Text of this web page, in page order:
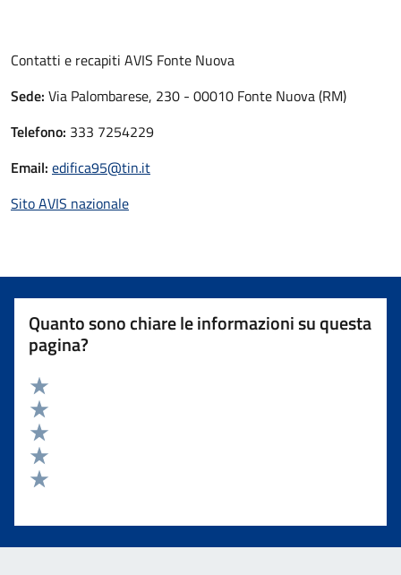
Contatti e recapiti AVIS Fonte Nuova
Sede: Via Palombarese, 230 - 00010 Fonte Nuova (RM)
Telefono: 333 7254229
Email: edifica95@tin.it
Sito AVIS nazionale
Quanto sono chiare le informazioni su questa
pagina?
Valuta 5 stelle su 5
Valuta 4 stelle su 5
Valuta 3 stelle su 5
Valuta 2 stelle su 5